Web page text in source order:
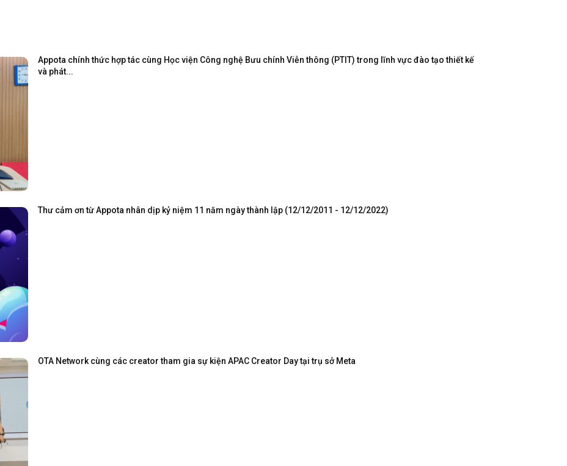
Appota chính thức hợp tác cùng Học viện Công nghệ Bưu chính Viễn thông (PTIT) trong lĩnh vực đào tạo thiết kế
và phát...
Thư cảm ơn từ Appota nhân dịp kỷ niệm 11 năm ngày thành lập (12/12/2011 - 12/12/2022)
OTA Network cùng các creator tham gia sự kiện APAC Creator Day tại trụ sở Meta